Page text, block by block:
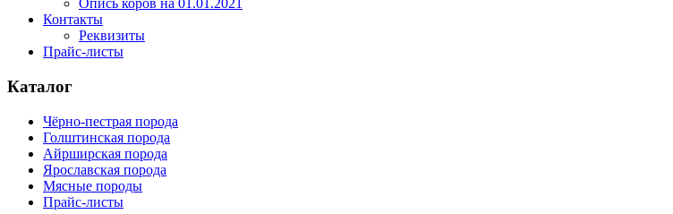
Опись коров на 01.01.2021
Контакты
Реквизиты
Прайс-листы
Каталог
Чёрно-пестрая порода
Голштинская порода
Айрширская порода
Ярославская порода
Мясные породы
Прайс-листы